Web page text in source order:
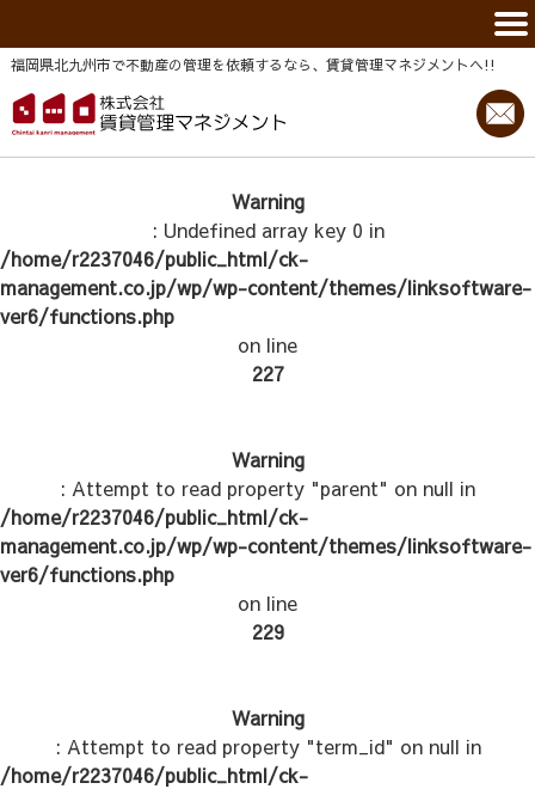
福岡県北九州市で不動産の管理を依頼するなら、賃貸管理マネジメントヘ!!
Warning
: Undefined array key 0 in
/home/r2237046/public_html/ck-
management.co.jp/wp/wp-content/themes/linksoftware-
ver6/functions.php
on line
227
Warning
: Attempt to read property "parent" on null in
/home/r2237046/public_html/ck-
management.co.jp/wp/wp-content/themes/linksoftware-
ver6/functions.php
on line
229
Warning
: Attempt to read property "term_id" on null in
/home/r2237046/public_html/ck-